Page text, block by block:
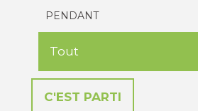
PENDANT